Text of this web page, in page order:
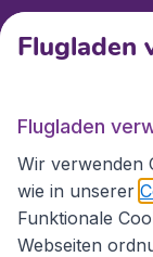
Kundenservice
Flugladen.at
Internationale
Flugladen
Flugladen
Wir verwenden
wie in unserer
Funktionale
Webseiten